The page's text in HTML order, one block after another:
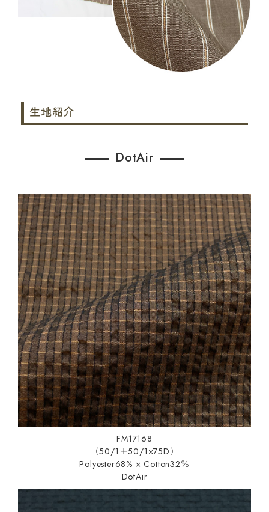
生地紹介
DotAir
FM17168
（50/1＋50/1×75D）
Polyester68% × Cotton32％
DotAir